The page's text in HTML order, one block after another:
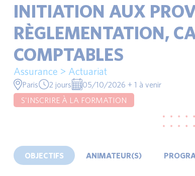
INITIATION AUX
RÈGLEMENTATION,
COMPTABLES
Assurance > Actuariat
Paris 2 jours
05/10/2026 + 1 à venir
S'INSCRIRE À LA FORMATION
OBJECTIFS ANIMATEUR(S)